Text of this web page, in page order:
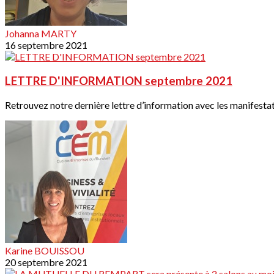
Johanna MARTY
16 septembre 2021
LETTRE D'INFORMATION septembre 2021
Retrouvez notre dernière lettre d’information avec les
Karine BOUISSOU
20 septembre 2021